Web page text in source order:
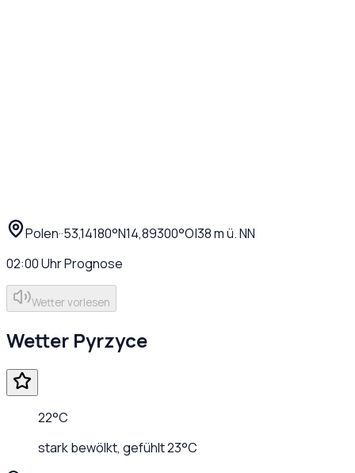
Polen··53,14180°N14,89300°O|38m ü. NN
02:00UhrPrognose
Wetter vorlesen
Wetter Pyrzyce
22°C
stark bewölkt, gefühlt23°C